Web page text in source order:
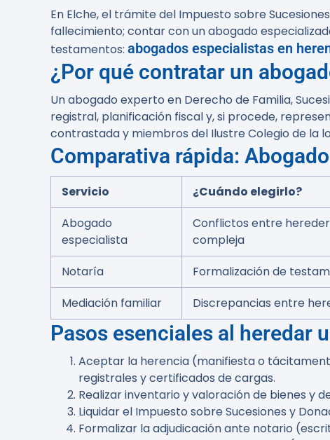
En Elche, el trámite del Impuesto sobre
fallecimiento; contar con un abogado
testamentos: abogados especialistas en
¿Por qué contratar un
Un abogado experto en Derecho de Familia,
registral, planificación fiscal y, si procede,
contrastada y miembros del Ilustre Colegio de la
Comparativa rápida:
Servicio ¿Cuándo elegirlo?
Abogado
especialista
Conflictos entre
compleja
Notaría
Formalización de
Mediación familiar
Discrepancias entre
Pasos esenciales al heredar
Aceptar la herencia (manifiesta o
registrales y certificados de cargas.
Realizar inventario y valoración de bienes y
Liquidar el Impuesto sobre Sucesiones y
Formalizar la adjudicación ante notario